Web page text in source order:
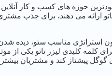
حوزه های کسب و کار
ارائه می دهند، برای جذب
استراتژی مناسب سئو، دیده
کلمه کلیدی لیزر تاتو یکی از
گوگل پیشتاز کند و مشتریان